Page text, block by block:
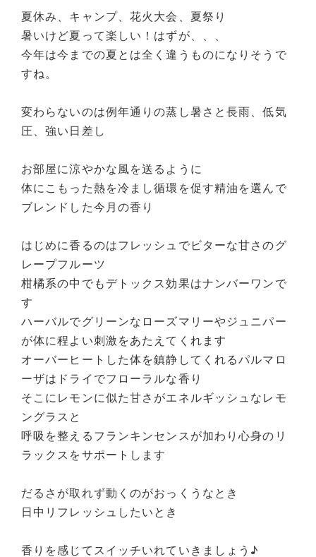
夏休み、キャンプ、花火大会、夏祭り
暑いけど夏って楽しい！はずが、、、
今年は今までの夏とは全く違うものになりそうで
すね。
変わらないのは例年通りの蒸し暑さと長雨、低気
圧、強い日差し
お部屋に涼やかな風を送るように
体にこもった熱を冷まし循環を促す精油を選んで
ブレンドした今月の香り
はじめに香るのはフレッシュでビターな甘さのグ
レープフルーツ
柑橘系の中でもデトックス効果はナンバーワンで
す
ハーバルでグリーンなローズマリーやジュニパー
が体に程よい刺激をあたえてくれます
オーバーヒートした体を鎮静してくれるパルマロ
ーザはドライでフローラルな香り
そこにレモンに似た甘さがエネルギッシュなレモ
ングラスと
呼吸を整えるフランキンセンスが加わり心身のリ
ラックスをサポートします
だるさが取れず動くのがおっくうなとき
日中リフレッシュしたいとき
香りを感じてスイッチいれていきましょう♪